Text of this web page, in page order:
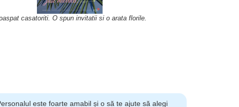
casatoriti. O spun invitatii si o arata florile.
este foarte amabil și o să te ajute să alegi